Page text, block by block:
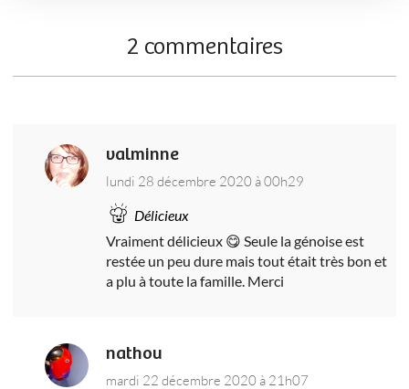
2 commentaires
valminne
lundi 28 décembre 2020 à 00h29
Délicieux
Vraiment délicieux 😋 Seule la génoise est
restée un peu dure mais tout était très bon et
a plu à toute la famille. Merci
nathou
mardi 22 décembre 2020 à 21h07